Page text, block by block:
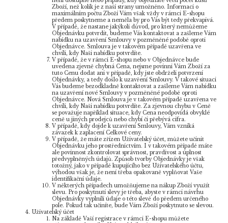
Zboží, než kolik je z naší strany umožněno. Informaci o
maximálním počtu Zboží Vám však vždy v rámci E-shopu
předem poskytneme a neměla by pro Vás být tedy překvapivá.
V případě, že nastane jakýkoli důvod, pro který nemůžeme
Objednávku potvrdit, budeme Vás kontaktovat a zašleme Vám
nabídku na uzavření Smlouvy v pozměněné podobě oproti
Objednávce. Smlouva je v takovém případě uzavřena ve
chvíli, kdy Naši nabídku potvrdíte.
V případě, že v rámci E-shopu nebo v Objednávce bude
uvedena zjevně chybná Cena, nejsme povinni Vám Zboží za
tuto Cenu dodat ani v případě, kdy jste obdrželi potvrzení
Objednávky, a tedy došlo k uzavření Smlouvy. V takové situaci
Vás budeme bezodkladně kontaktovat a zašleme Vám nabídku
na uzavření nové Smlouvy v pozměněné podobě oproti
Objednávce. Nová Smlouva je v takovém případě uzavřena ve
chvíli, kdy Naši nabídku potvrdíte. Za zjevnou chybu v Ceně
se považuje například situace, kdy Cena neodpovídá obvyklé
ceně u jiných prodejců nebo chybí či přebývá cifra.
V případě, kdy dojde k uzavření Smlouvy, Vám vzniká
závazek k zaplacení Celkové ceny.
V případě, že máte zřízen Uživatelský účet, můžete učinit
Objednávku jeho prostřednictvím. I v takovém případě máte
ale povinnost zkontrolovat správnost, pravdivost a úplnost
předvyplněných údajů. Způsob tvorby Objednávky je však
totožný, jako v případě kupujícího bez Uživatelského účtu,
výhodou však je, že není třeba opakovaně vyplňovat Vaše
identifikační údaje.
V některých případech umožňujeme na nákup Zboží využít
slevu. Pro poskytnutí slevy je třeba, abyste v rámci návrhu
Objednávky vyplnili údaje o této slevě do předem určeného
pole. Pokud tak učiníte, bude Vám Zboží poskytnuto se slevou.
Uživatelský účet
Na základě Vaší registrace v rámci E-shopu můžete